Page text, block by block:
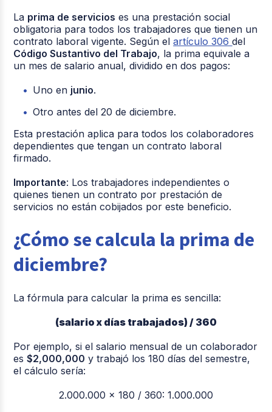
La prima de servicios es una prestación social
obligatoria para todos los trabajadores que tienen un
contrato laboral vigente. Según elartículo 306del
Código Sustantivo del Trabajo, la prima equivale a
un mes de salario anual, dividido en dos pagos:
Uno en junio.
Otro antes del 20 de diciembre.
Esta prestación aplica para todos los colaboradores
dependientes que tengan un contrato laboral
firmado.
Importante: Los trabajadores independientes o
quienes tienen un contrato por prestación de
servicios no están cobijados por este beneficio.
¿Cómo se calcula la prima de
diciembre?
La fórmula para calcular la prima es sencilla:
(salario x días trabajados) / 360
Por ejemplo, si el salario mensual de un colaborador
es$2,000,000 y trabajó los 180 días del semestre,
el cálculo sería:
2.000.000 x 180 / 360: 1.000.000